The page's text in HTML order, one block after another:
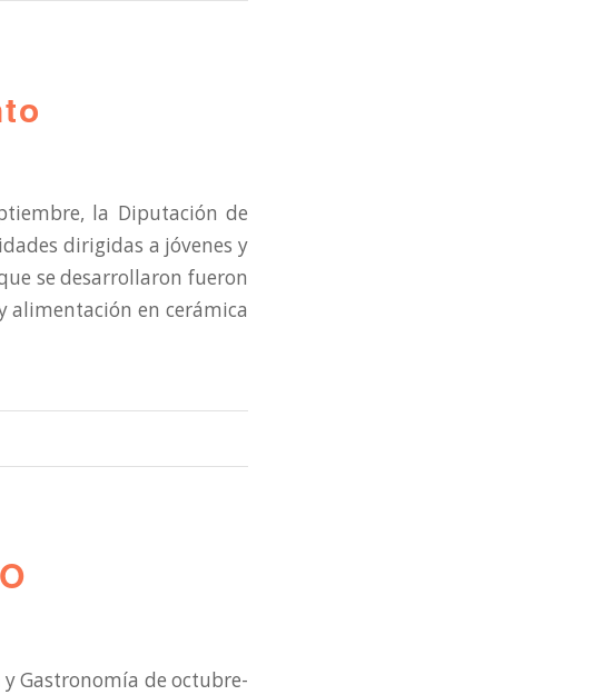
la Diputación de
dirigidas a jóvenes y
se desarrollaron fueron
alimentación en cerámica
y Gastronomía de octubre-